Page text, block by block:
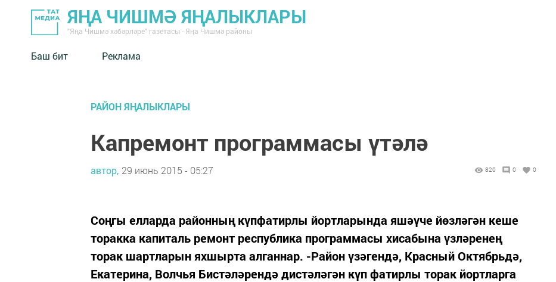
ЯҢА ЧИШМӘ ЯҢАЛЫКЛАРЫ
"Яңа Чишмә хәбәрләре" газетасы - Яңа Чишмә районы
Баш бит Реклама
РАЙОН ЯҢАЛЫКЛАРЫ
Капремонт программасы үтәлә
автор, 29 июнь 2015 - 05:27 820 0 0
Соңгы елларда районның күпфатирлы йортларында яшәүче йөзләгән кеше
торакка капиталь ремонт республика программасы хисабына үзләренең
торак шартларын яхшырта алганнар. -Район үзәгендә, Красный Октябрьдә,
Екатерина, Волчья Бистәләрендә дистәләгән күп фатирлы торак йортларга